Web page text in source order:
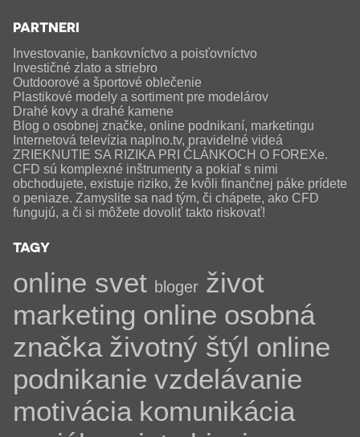
PARTNERI
Investovanie, bankovníctvo a poisťovníctvo
Investičné zlato a striebro
Outdoorové a športové oblečenie
Plastikové modely a sortiment pre modelárov
Drahé kovy a drahé kamene
Blog o osobnej značke, online podnikaní, marketingu
Internetová televízia naplno.tv, pravidelné videá
ZRIEKNUTIE SA RIZIKA PRI ČLÁNKOCH O FOREXe.
CFD sú komplexné inštrumenty a pokiaľ s nimi
obchodujete, existuje riziko, že kvôli finančnej páke prídete
o peniaze. Zamyslite sa nad tým, či chápete, ako CFD
fungujú, a či si môžete dovoliť takto riskovať!
TAGY
online svet bloger život
marketing online osobná
značka životný štýl online
podnikanie vzdelávanie
motivácia komunikácia